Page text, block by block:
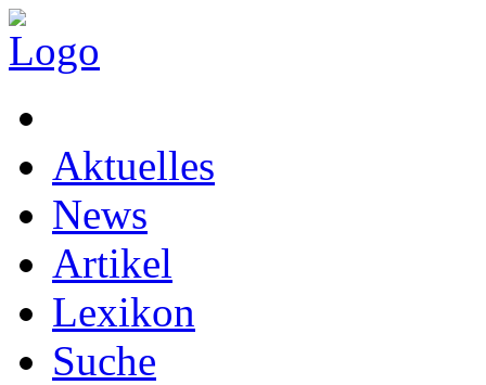
Aktuelles
News
Artikel
Lexikon
Suche